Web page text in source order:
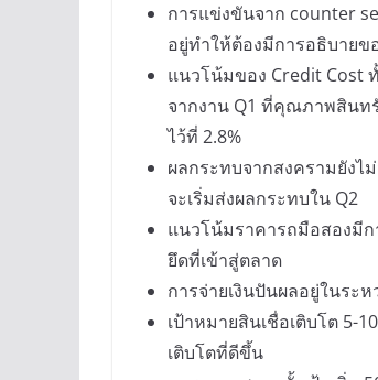
การแข่งขันจาก counter
อยู่ทำให้ต้องมีการอธิบายข
แนวโน้มของ Credit Cost
จากงาน Q1 ที่คุณภาพสินท
ไว้ที่ 2.8%
ผลกระทบจากสงครามยัง
จะเริ่มส่งผลกระทบใน Q2
แนวโน้มราคารถมือสองมี
ยึดที่เข้าสู่ตลาด
การจ่ายเงินปันผลอยู่ในระ
เป้าหมายสินเชื่อเติบโต 5-
เติบโตที่ดีขึ้น